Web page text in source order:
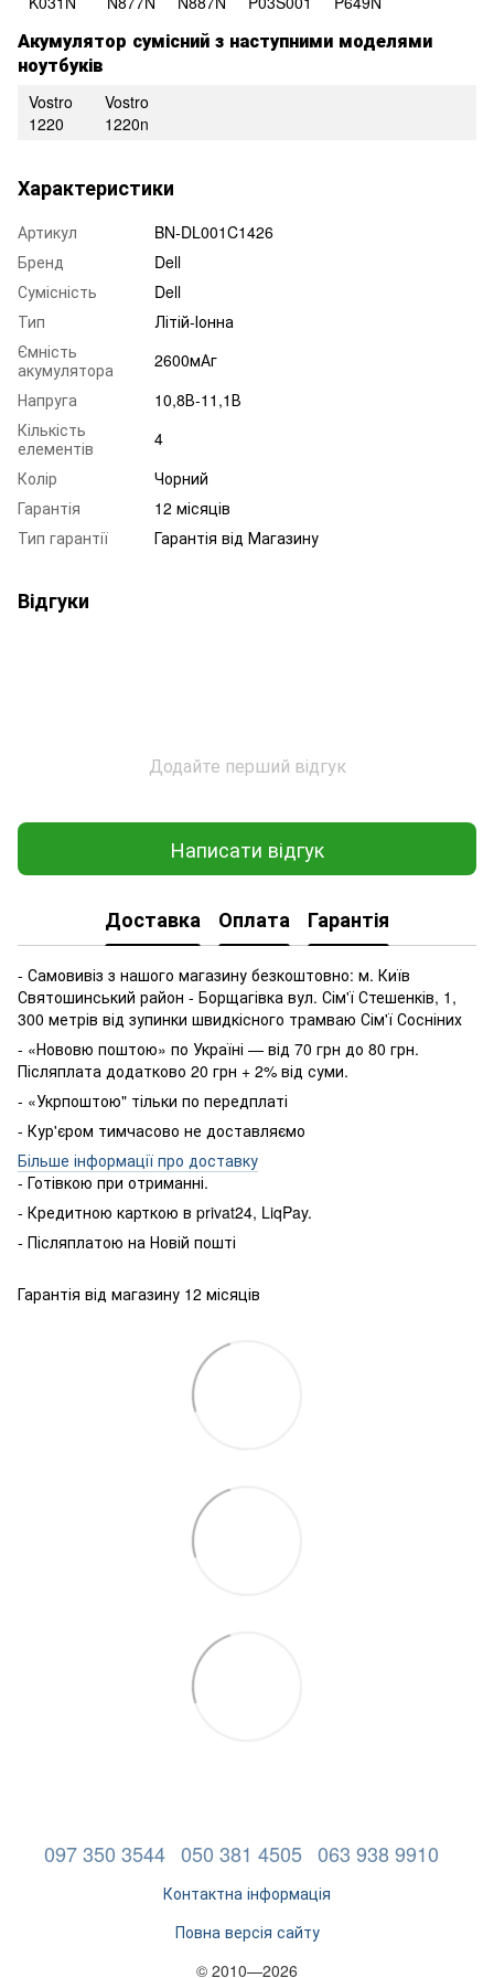
Акумулятор сумісний з наступними моделями
ноутбуків
Vostro
1220
Vostro
1220n
Характеристики
Артикул
BN-DL001C1426
Бренд
Dell
Сумісність
Dell
Тип
Літій-Іонна
Ємність
акумулятора
2600мАг
Напруга
10,8В-11,1В
Кількість
елементів
4
Колір
Чорний
Гарантія
12 місяців
Тип гарантії
Гарантія від Магазину
Відгуки
Додайте перший відгук
Написати відгук
Доставка Оплата Гарантія
- Самовивіз з нашого магазину безкоштовно: м. Київ
Святошинський район - Борщагівка вул. Сім'ї Стешенків, 1,
300 метрів від зупинки швидкісного трамваю Сім'ї Сосніних
- «Нововю поштою» по Україні — від 70 грн до 80 грн.
Післяплата додатково 20 грн + 2% від суми.
- «Укрпоштою" тільки по передплаті
- Кур'єром тимчасово не доставляємо
Більше інформації про доставку
- Готівкою при отриманні.
- Кредитною карткою в privat24, LiqPay.
- Післяплатою на Новій пошті
Гарантія від магазину 12 місяців
097 350 3544 050 381 4505 063 938 9910
Контактна інформація
Повна версія сайту
© 2010—2026